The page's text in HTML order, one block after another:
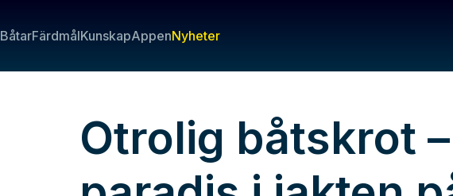
BåtarFärdmålKunskapAppenNyheter
Otrolig båtskrot